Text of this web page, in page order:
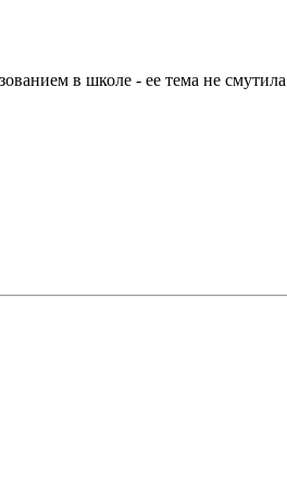
в школе - ее тема не смутила